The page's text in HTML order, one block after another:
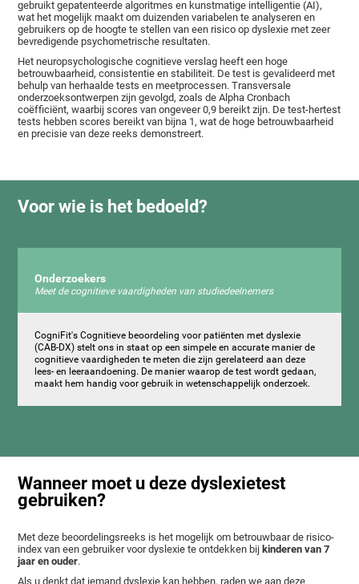
gebruikt gepatenteerde algoritmes en kunstmatige intelligentie (AI),
wat het mogelijk maakt om duizenden variabelen te analyseren en
gebruikers op de hoogte te stellen van een risico op dyslexie met zeer
bevredigende psychometrische resultaten.
Het neuropsychologische cognitieve verslag heeft een hoge
betrouwbaarheid, consistentie en stabiliteit. De test is gevalideerd met
behulp van herhaalde tests en meetprocessen. Transversale
onderzoeksontwerpen zijn gevolgd, zoals de Alpha Cronbach
coëfficiënt, waarbij scores van ongeveer 0,9 bereikt zijn. De test-hertest
tests hebben scores bereikt van bijna 1, wat de hoge betrouwbaarheid
en precisie van deze reeks demonstreert.
Voor wie is het bedoeld?
Onderzoekers
Meet de cognitieve vaardigheden van studiedeelnemers
CogniFit's Cognitieve beoordeling voor patiënten met dyslexie
(CAB-DX) stelt ons in staat op een simpele en accurate manier de
cognitieve vaardigheden te meten die zijn gerelateerd aan deze
lees- en leeraandoening. De manier waarop de test wordt gedaan,
maakt hem handig voor gebruik in wetenschappelijk onderzoek.
Wanneer moet u deze dyslexietest
gebruiken?
Met deze beoordelingsreeks is het mogelijk om betrouwbaar de risico-
index van een gebruiker voor dyslexie te ontdekken bij kinderen van 7
jaar en ouder.
Als u denkt dat iemand dyslexie kan hebben, raden we aan deze